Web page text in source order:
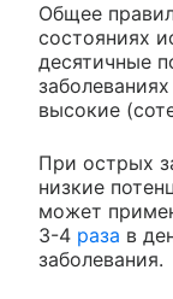
Общее
состояниях
десятичные
высокие
При острых
низкие
может
3-4 раза в
заболевания.